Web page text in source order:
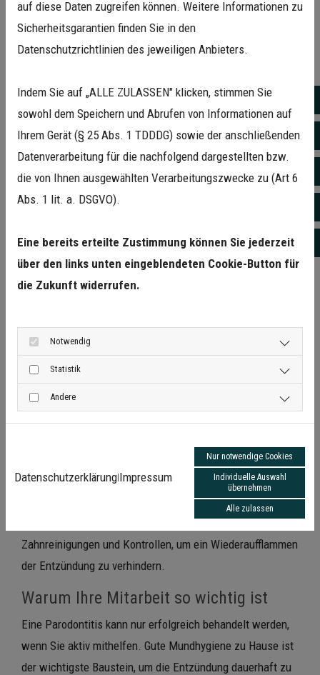
Zahnfleisch um das Implantat wird empfindlich, es kann
bluten, und der Knochen um das Implantat bildet sich
Damit Implantate dauerhaft stabil bleiben, ist eine
regelmäßige Kontrolle und professionelle Reinigung
entscheidend. Wir achten bei jedem Implantatpatienten
darauf, Entzündungen frühzeitig zu erkennen und zu
stoppen.
unserer Praxis ab
Am Anfang steht eine gründlicheUntersuchungmit
Messung der Zahnfleischtaschen und Röntgendiagnostik.
weichen Beläge entfernt und die häusliche Pflege
verbessert werden.
In einem zweiten Schritt werden die Zahnfleischtaschen
schonend gereinigt, um die bakteriellen Entzündungsherde
zu beseitigen. Nach einigen Wochen kontrollieren wir den
Behandlungserfolg und passen die Nachsorge individuell
Besonders wichtig ist danach die sogenannte
– regelmäßige professionelle
Zahnreinigungen und Kontrollen, um ein Wiederaufflammen
der Entzündung zu verhindern.
Warum Ihre Mitarbeit so wichtig ist
Eine Parodontitis kann nur erfolgreich behandelt werden,
wenn Sie aktiv mithelfen. Gute Mundhygiene zu Hause ist
der wichtigste Baustein, um die Entzündung dauerhaft zu
auf diese Daten zugreifen können. Weitere Informationen zu
Sicherheitsgarantien finden Sie in den
Datenschutzrichtlinien des jeweiligen Anbieters.
Indem Sie auf „ALLE ZULASSEN" klicken, stimmen Sie
sowohl dem Speichern und Abrufen von Informationen auf
Ihrem Gerät (§ 25 Abs. 1 TDDDG) sowie der anschließenden
Datenverarbeitung für die nachfolgend dargestellten bzw.
die von Ihnen ausgewählten Verarbeitungszwecke zu (Art 6
Abs. 1 lit. a. DSGVO).
Eine bereits erteilte Zustimmung können Sie jederzeit
über den links unten eingeblendeten Cookie-Button für
die Zukunft widerrufen.
Notwendig
Statistik
Andere
Datenschutzerklärung|Impressum
Nur notwendige Cookies
Individuelle Auswahl
übernehmen
Alle zulassen